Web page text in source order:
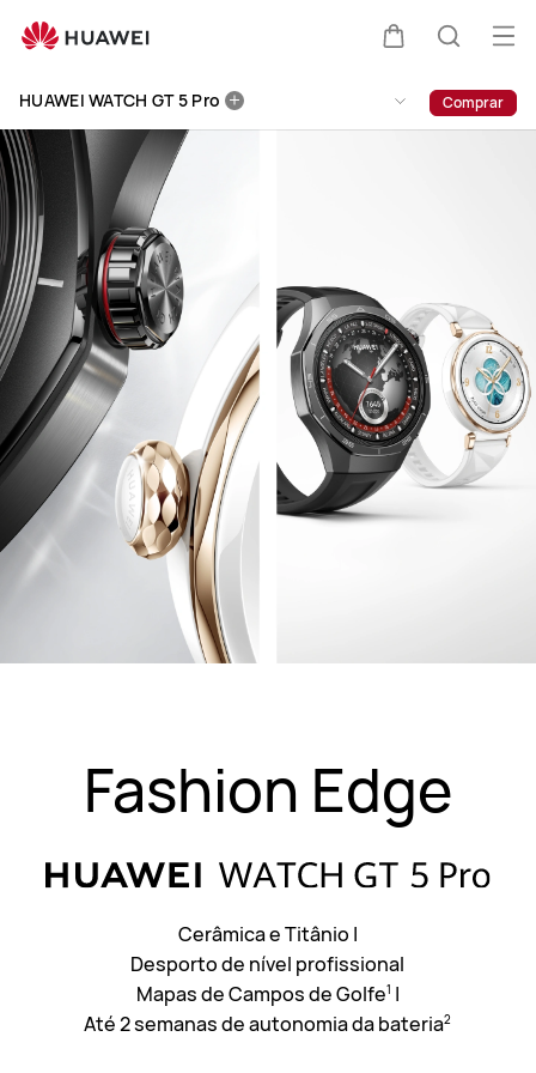
WATCH
Pro
HUAWEI WATCH GT 5 Pro Comprar
Fashion Edge
Cerâmica e Titânio |
Desporto de nível profissional
Mapas de Campos de Golfe1 |
Até 2 semanas de autonomia da bateria2